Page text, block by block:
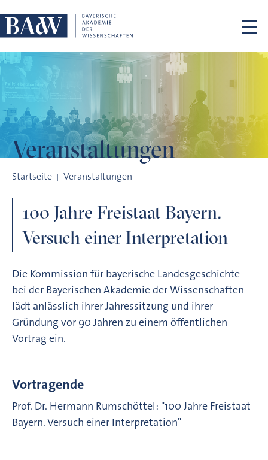
Veranstaltungen
Startseite Veranstaltungen
100 Jahre Freistaat Bayern.
Versuch einer Interpretation
Die Kommission für bayerische Landesgeschichte
bei der Bayerischen Akademie der Wissenschaften
lädt anlässlich ihrer Jahressitzung und ihrer
Gründung vor 90 Jahren zu einem öffentlichen
Vortrag ein.
Vortragende
Prof. Dr. Hermann Rumschöttel: "100 Jahre Freistaat
Bayern. Versuch einer Interpretation"